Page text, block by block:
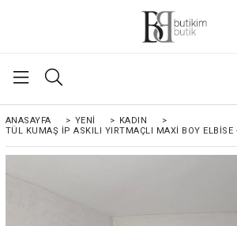
ANASAYFA > YENİ > KADIN
>
TÜL KUMAŞ İP ASKILI YIRTMAÇLI MAXI BOY ELBISE